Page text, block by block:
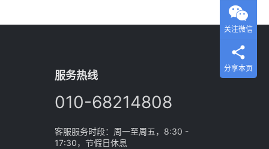
服务热线
010-68214808
客服服务时段：周一至周五，8:30 -
17:30，节假日休息
关注微信
分享本页